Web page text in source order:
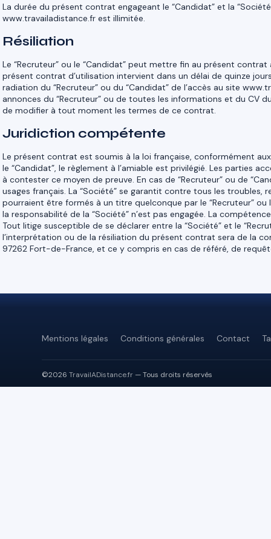
La durée du présent contrat engageant le “Candidat” et la
www.travailadistance.fr est illimitée.
Résiliation
Le “Recruteur” ou le “Candidat” peut mettre fin au présent
présent contrat d’utilisation intervient dans un délai de quinze
radiation du “Recruteur” ou du “Candidat” de l’accès au site
annonces du “Recruteur” ou de toutes les informations et du CV
de modifier à tout moment les termes de ce contrat.
Juridiction compétente
Le présent contrat est soumis à la loi française, conformément
le “Candidat”, le règlement à l’amiable est privilégié. Les parties
à contester ce moyen de preuve. En cas de “Recruteur” ou de
usages français. La “Société” se garantit contre tous les
pourraient être formés à un titre quelconque par le “Recruteur”
la responsabilité de la “Société” n’est pas engagée. La
Tout litige susceptible de se déclarer entre la “Société” et le
l’interprétation ou de la résiliation du présent contrat sera de la
97262 Fort-de-France, et ce y compris en cas de référé, de
Mentions légales Conditions générales Contact
©2026 TravailADistance.fr — Tous droits réservés